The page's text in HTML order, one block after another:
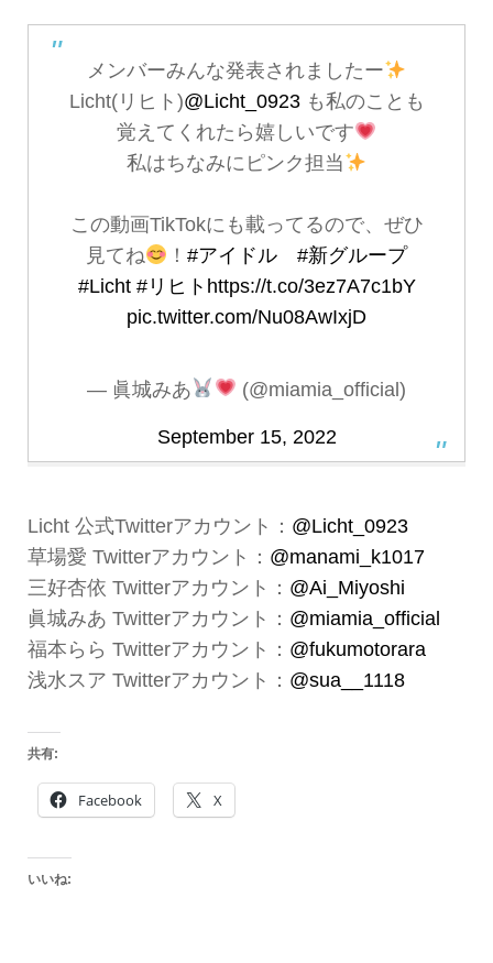
メンバーみんな発表されましたー
Licht(リヒト)@Licht_0923も私のことも
覚えてくれたら嬉しいです
私はちなみにピンク担当
この動画TikTokにも載ってるので、ぜひ
見てね
！#アイドル
#新グループ
#Licht #リヒト https://t.co/3ez7A7c1bY
pic.twitter.com/Nu08AwIxjD
— 眞城みあ (@miamia_official)
September 15, 2022
Licht 公式Twitterアカウント： @Licht_0923
草場愛 Twitterアカウント： @manami_k1017
三好杏依 Twitterアカウント： @Ai_Miyoshi
眞城みあ Twitterアカウント： @miamia_official
福本らら Twitterアカウント： @fukumotorara
浅水スア Twitterアカウント： @sua__1118
共有:
Facebook X
いいね: